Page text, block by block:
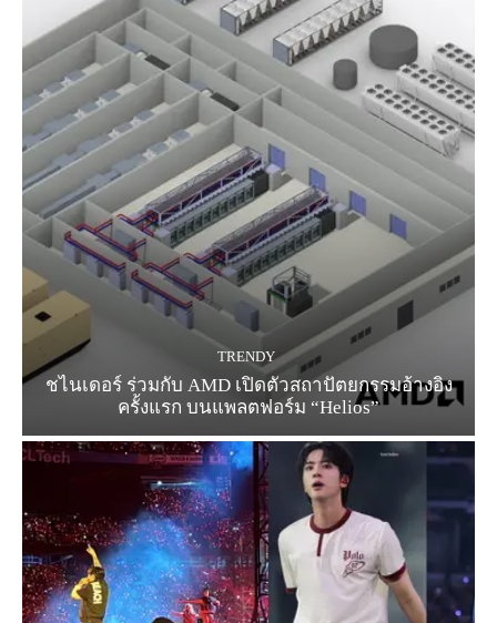
TRENDY
ชไนเดอร์ ร่วมกับ AMD เปิดตัวสถาปัตยกรรมอ้างอิง
ครั้งแรก บนแพลตฟอร์ม “Helios”